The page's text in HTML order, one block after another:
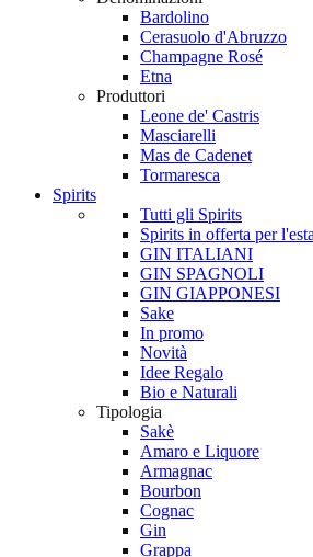
Bardolino
Cerasuolo d'Abruzzo
Champagne Rosé
Etna
Produttori
Leone de' Castris
Masciarelli
Mas de Cadenet
Tormaresca
Spirits
Tutti gli Spirits
Spirits in offerta per
GIN ITALIANI
GIN SPAGNOLI
GIN GIAPPONESI
Sake
In promo
Novità
Idee Regalo
Bio e Naturali
Tipologia
Sakè
Amaro e Liquore
Armagnac
Bourbon
Cognac
Gin
Grappa